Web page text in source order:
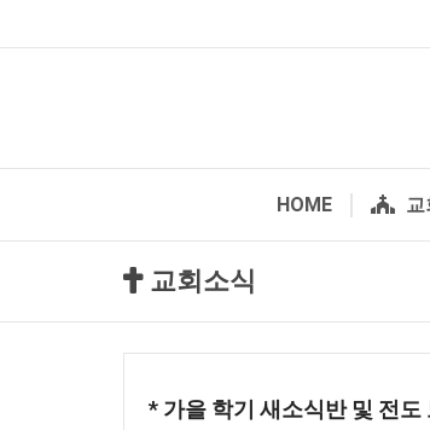
HOME 교
교회소식
* 가을 학기 새소식반 및 전도